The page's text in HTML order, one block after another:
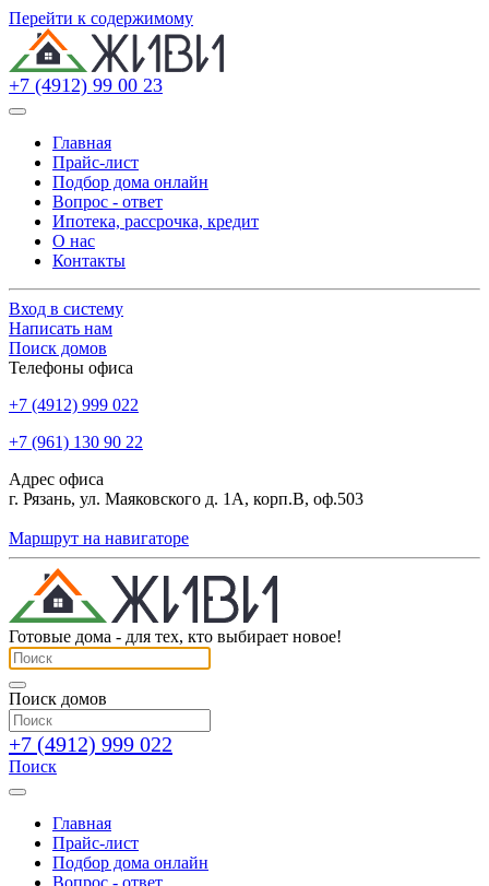
Перейти к содержимому
+7 (4912) 99 00 23
Главная
Прайс-лист
Подбор дома онлайн
Вопрос - ответ
Ипотека, рассрочка, кредит
О нас
Контакты
Вход в систему
Написать нам
Поиск домов
Телефоны офиса
+7 (4912) 999 022
+7 (961) 130 90 22
Адрес офиса
г. Рязань, ул. Маяковского д. 1А, корп.В, оф.503
Маршрут на навигаторе
Готовые дома - для тех, кто выбирает новое!
Поиск домов
+7 (4912) 999 022
Поиск
Главная
Прайс-лист
Подбор дома онлайн
Вопрос - ответ